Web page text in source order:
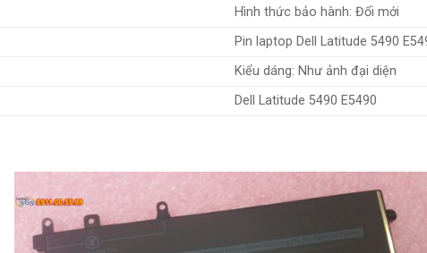
Hình thức bảo hành: Đổi mới
Pin laptop Dell Latitude 5490
Kiểu dáng: Như ảnh đại diện
Dell Latitude 5490 E5490